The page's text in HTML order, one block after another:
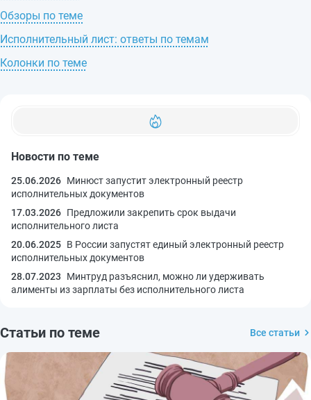
Новости по теме
25.06.2026 Минюст запустит электронный реестр
исполнительных документов
17.03.2026 Предложили закрепить срок выдачи
исполнительного листа
20.06.2025 В России запустят единый электронный реестр
исполнительных документов
28.07.2023
Минтруд разъяснил, можно ли удерживать
алименты из зарплаты без исполнительного листа
Статьи по теме Все статьи
Обзоры по теме
Исполнительный лист: ответы по темам
Колонки по теме